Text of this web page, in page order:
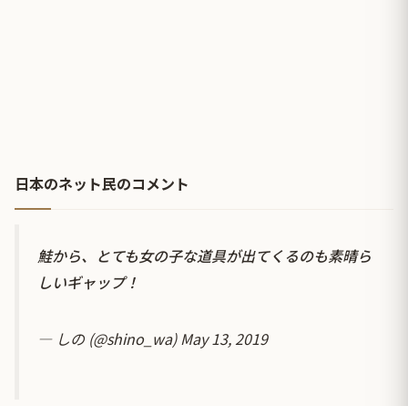
日本のネット民のコメント
鮭から、とても女の子な道具が出てくるのも素晴ら
しいギャップ！
— しの (@shino_wa)May 13, 2019